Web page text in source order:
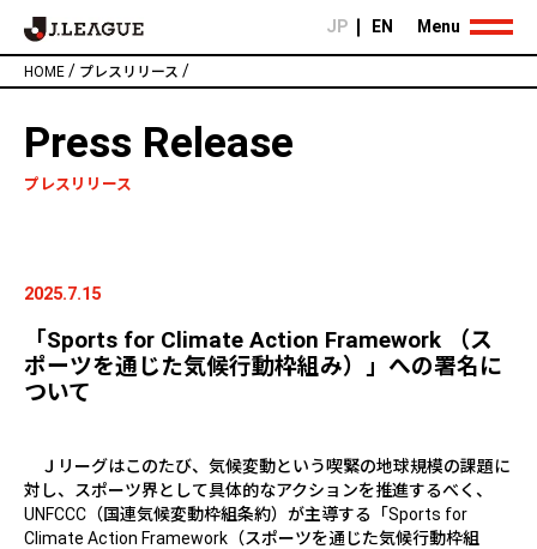
JP EN
HOME / プレスリリース /
Menu
Press Release
プレスリリース
2025.7.15
「Sports for Climate Action Framework （ス
ポーツを通じた気候行動枠組み）」への署名に
ついて
Ｊリーグはこのたび、気候変動という喫緊の地球規模の課題に
対し、スポーツ界として具体的なアクションを推進するべく、
UNFCCC （国連気候変動枠組条約）が主導する「Sports for
Climate Action Framework （スポーツを通じた気候行動枠組